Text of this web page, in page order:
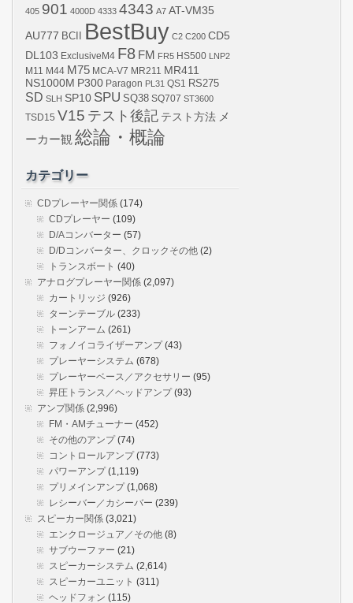
405 901 4000D 4333 4343 A7 AT-VM35
AU777 BCII BestBuy C2 C200 CD5
DL103 ExclusiveM4 F8 FM FR5 HS500 LNP2
M11
M44 M75 MCA-V7 MR211 MR411
NS1000M P300 Paragon PL31 QS1 RS275
SD SLH SP10 SPU SQ38 SQ707 ST3600
TSD15 V15 テスト後記 テスト方法 メ
ーカー観 総論・概論
カテゴリー
CDプレーヤー関係 (174)
CDプレーヤー (109)
D/Aコンバーター (57)
D/Dコンバーター、クロックその他 (2)
トランスボート (40)
アナログプレーヤー関係 (2,097)
カートリッジ (926)
ターンテーブル (233)
トーンアーム (261)
フォノイコライザーアンプ(43)
プレーヤーシステム (678)
プレーヤーベース／アクセサリー (95)
昇圧トランス／ヘッドアンプ(93)
アンプ関係 (2,996)
FM・AMチューナー (452)
その他のアンプ(74)
コントロールアンプ(773)
パワーアンプ(1,119)
プリメインアンプ(1,068)
レシーバー／カシーバー (239)
スピーカー関係 (3,021)
エンクロージュア／その他 (8)
サブウーファー (21)
スピーカーシステム (2,614)
スピーカーユニット (311)
ヘッドフォン (115)